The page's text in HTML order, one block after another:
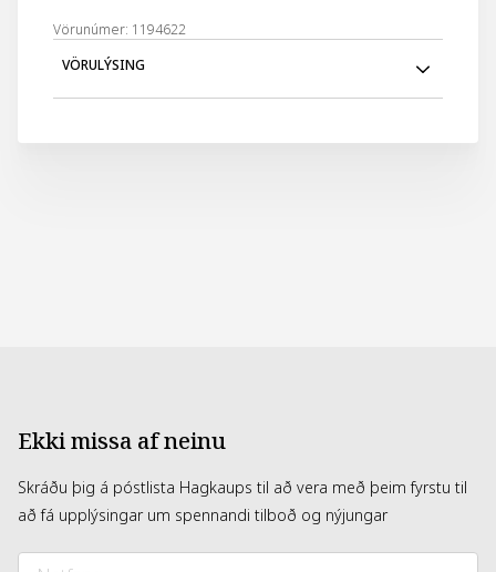
Vörunúmer: 1194622
VÖRULÝSING
ávaxtailm. Kynþokkafullur og tímalaus.
Ekki missa af neinu
Skráðu þig á póstlista Hagkaups til að vera með þeim fyrstu til
að fá upplýsingar um spennandi tilboð og nýjungar